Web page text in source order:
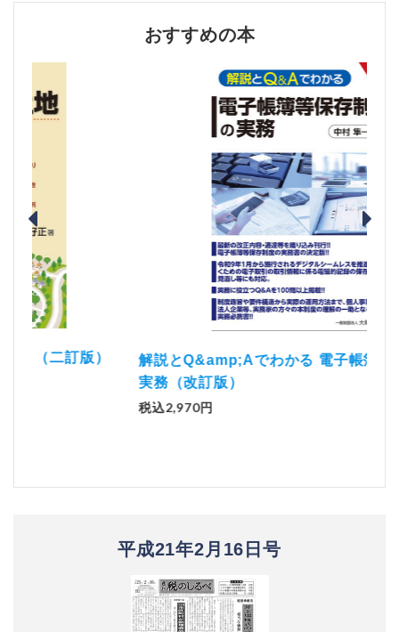
おすすめの本
解説とQ&amp;Aでわかる 電子帳簿等保存制度の
平成21年2月16日号